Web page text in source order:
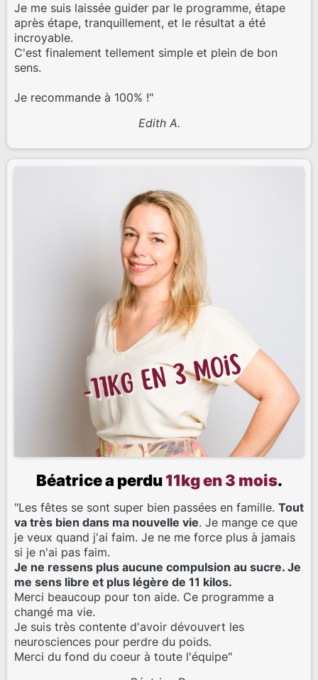
Je me suis laissée guider par le programme, étape
après étape, tranquillement, et le résultat a été
incroyable.
C'est finalement tellement simple et plein de bon
sens.
Je recommande à 100% !"
Edith A.
Béatrice a perdu11kg en 3 mois.
"Les fêtes se sont super bien passées en famille. Tout
va très bien dans ma nouvelle vie. Je mange ce que
je veux quand j'ai faim. Je ne me force plus à jamais
si je n'ai pas faim.
Je ne ressens plus aucune compulsion au sucre. Je
me sens libre et plus légère de 11 kilos.
Merci beaucoup pour ton aide. Ce programme a
changé ma vie.
Je suis très contente d'avoir dévouvert les
neurosciences pour perdre du poids.
Merci du fond du coeur à toute l'équipe"